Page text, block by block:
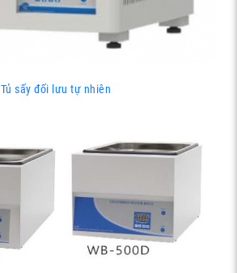
Tủ sấy đối lưu tự nhiên